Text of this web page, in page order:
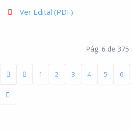
- Ver Edital (PDF)
Pág. 6 de 375
1 2 3 4 5 6